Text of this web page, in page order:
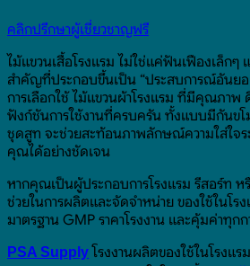
คลิกปรึกษาผู้เชี่ยวชาญฟรี
ไม้แขวนเสื้อโรงแรม ไม่ใช่แค่ฟันเฟืองเล็ก
สำคัญที่ประกอบขึ้นเป็น “ประสบการณ์อันยอ
การเลือกใช้ ไม้แขวนผ้าโรงแรม ที่มีคุณภาพ
ฟังก์ชันการใช้งานที่ครบครัน ทั้งแบบมีกันข
ชุดสูท จะช่วยสะท้อนภาพลักษณ์ความใส่ใจร
คุณได้อย่างชัดเจน
หากคุณเป็นผู้ประกอบการโรงแรม รีสอร์ท
ช่วยในการผลิตและจัดจำหน่าย ของใช้ในโร
มาตรฐาน GMP ราคาโรงงาน และคุ้มค่าทุก
PSA Supplyโรงงานผลิตของใช้ในโรงแร